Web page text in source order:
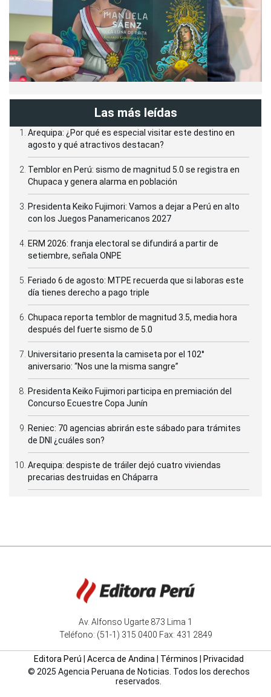
Las más leídas
Arequipa: ¿Por qué es especial visitar este destino en
agosto y qué atractivos destacan?
Temblor en Perú: sismo de magnitud 5.0 se registra en
Chupaca y genera alarma en población
Presidenta Keiko Fujimori: Vamos a dejar a Perú en alto
con los Juegos Panamericanos 2027
ERM 2026: franja electoral se difundirá a partir de
setiembre, señala ONPE
Feriado 6 de agosto: MTPE recuerda que si laboras este
día tienes derecho a pago triple
Chupaca reporta temblor de magnitud 3.5, media hora
después del fuerte sismo de 5.0
Universitario presenta la camiseta por el 102°
aniversario: “Nos une la misma sangre”
Presidenta Keiko Fujimori participa en premiación del
Concurso Ecuestre Copa Junín
Reniec: 70 agencias abrirán este sábado para trámites
de DNI ¿cuáles son?
Arequipa: despiste de tráiler dejó cuatro viviendas
precarias destruidas en Cháparra
Av. Alfonso Ugarte 873 Lima 1
Teléfono: (51-1) 315 0400 Fax: 431 2849
Editora Perú Acerca de Andina Términos
Privacidad
© 2025 Agencia Peruana de Noticias. Todos los derechos
reservados.